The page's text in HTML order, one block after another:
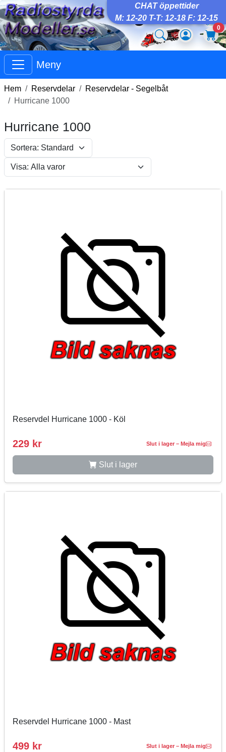
CHAT öppettider
M: 12-20 T-T: 12-18 F: 12-15
0
Meny
Hem Reservdelar
Reservdelar - Segelbåt
Hurricane 1000
Hurricane 1000
Reservdel Hurricane 1000 - Köl
229 kr Slut i lager – Mejla mig
Slut i lager
Reservdel Hurricane 1000 - Mast
499 kr Slut i lager – Mejla mig